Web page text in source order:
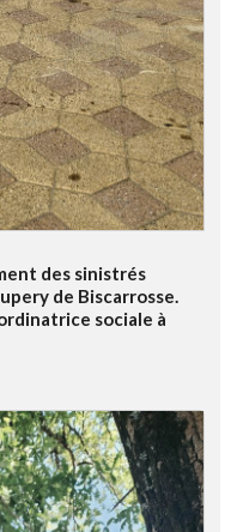
des sinistrés
de Biscarrosse.
sociale à